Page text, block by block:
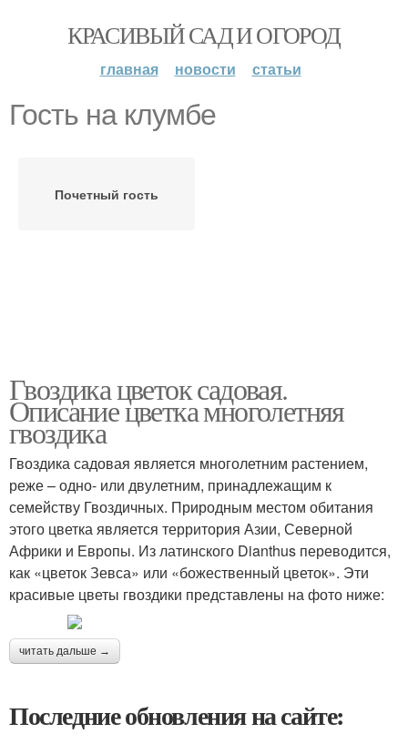
КРАСИВЫЙ САД И ОГОРОД
главная новости статьи
Гость на клумбе
Почетный гость
Гвоздика цветок садовая.
Описание цветка многолетняя
гвоздика
Гвоздика садовая является многолетним растением,
реже – одно- или двулетним, принадлежащим к
семейству Гвоздичных. Природным местом обитания
этого цветка является территория Азии, Северной
Африки и Европы. Из латинского Dianthus переводится,
как «цветок Зевса» или «божественный цветок». Эти
красивые цветы гвоздики представлены на фото ниже:
читать дальше →
Последние обновления на сайте: